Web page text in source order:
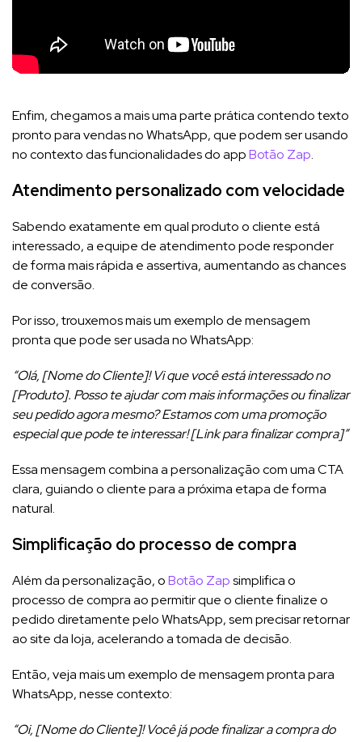
Enfim, chegamos a mais uma parte prática contendo texto
pronto para vendas no WhatsApp, que podem ser usando
no contexto das funcionalidades do appBotão Zap.
Atendimento personalizado com velocidade
Sabendo exatamente em qual produto o cliente está
interessado, a equipe de atendimento pode responder
de forma mais rápida e assertiva, aumentando as chances
de conversão.
Por isso, trouxemos mais um exemplo de mensagem
pronta que pode ser usada no WhatsApp:
“Olá, [Nome do Cliente]! Vi que você está interessado no
[Produto]. Posso te ajudar com mais informações ou finalizar
seu pedido agora mesmo? Estamos com uma promoção
especial que pode te interessar! [Link para finalizar compra]”
Essa mensagem combina a personalização com uma CTA
clara, guiando o cliente para a próxima etapa de forma
natural.
Simplificação do processo de compra
Além da personalização, oBotão Zapsimplifica o
processo de compra ao permitir que o cliente finalize o
pedido diretamente pelo WhatsApp, sem precisar retornar
ao site da loja, acelerando a tomada de decisão.
Então, veja mais um exemplo de mensagem pronta para
WhatsApp, nesse contexto:
“Oi, [Nome do Cliente]! Você já pode finalizar a compra do